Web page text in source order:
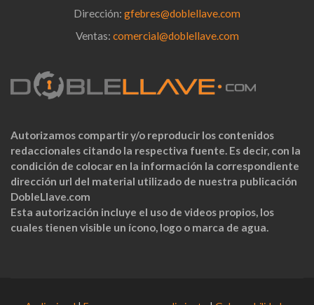
Dirección: gfebres@doblellave.com
Ventas: comercial@doblellave.com
Autorizamos compartir y/o reproducir los contenidos
redaccionales citando la respectiva fuente. Es decir, con la
condición de colocar en la información la correspondiente
dirección url del material utilizado de nuestra publicación
DobleLlave.com
Esta autorización incluye el uso de videos propios, los
cuales tienen visible un ícono, logo o marca de agua.